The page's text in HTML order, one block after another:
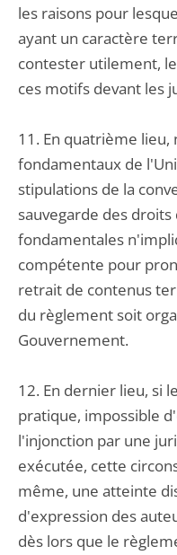
les raisons pour
ayant un caractère
contester utilement,
ces motifs devant les
11. En quatrième
fondamentaux de
stipulations de la
sauvegarde des
fondamentales
compétente pour
retrait de contenus
du règlement soit
Gouvernement.
12. En dernier lieu, si
pratique, impossible
l'injonction par une
exécutée, cette
même, une atteinte
d'expression des
dès lors que le